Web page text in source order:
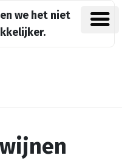
we het niet